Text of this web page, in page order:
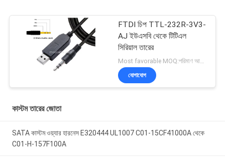
FTDI চিপ TTL-232R-3V3-
AJ ইউএসবি থেকে টিটিএল
সিরিয়াল তারের
Most favorable MOQ:পরিমাণ আলোচনাযোগ্য হতে পারে ((শুধুমাত্র কোম্পানি, ব্যক্তিগত ব্যবহারের পরিবর্তে)
যোগাযোগ
কাস্টম তারের জোতা
SATA কাস্টম ওয়্যার হারনেস E320444 UL1007 C01-15CF41000A থেকে
C01-H-157F100A